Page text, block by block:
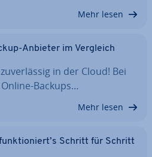
Mehr lesen
Anbieter im Vergleich
in der Cloud! Bei
Backups…
Mehr lesen
Schritt für Schritt